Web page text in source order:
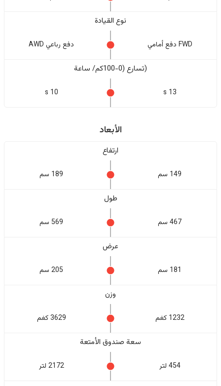
نوع القيادة
FWD دفع أمامي دفع رباعي AWD
(تسارع (0-100كم/ ساعة
13 s
10 s
الأبعاد
ارتفاع
149 سم 189 سم
طول
467 سم 569 سم
عرض
181 سم 205 سم
وزن
1232 كغم 3629 كغم
سعة صندوق الأمتعة
454 لتر 2172 لتر